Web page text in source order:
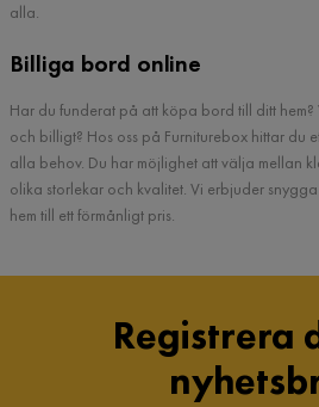
alla.
Billiga bord online
Har du funderat på att köpa bord till ditt
och billigt? Hos oss på Furniturebox hittar du
alla behov. Du har möjlighet att välja mellan
olika storlekar och kvalitet. Vi erbjuder
hem till ett förmånligt pris.
Registrera